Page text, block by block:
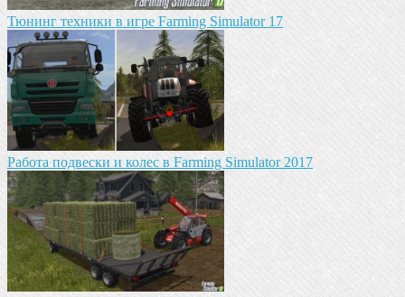
Тюнинг техники в игре Farming Simulator 17
Работа подвески и колес в Farming Simulator 2017